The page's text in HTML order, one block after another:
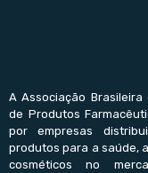
A Associação
de Produtos
por empresas
produtos para a saúde,
cosméticos no